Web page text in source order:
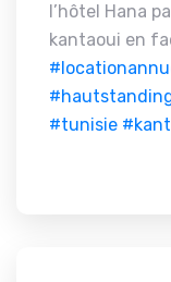
l’hôtel Hana
kantaoui en
#tunisie